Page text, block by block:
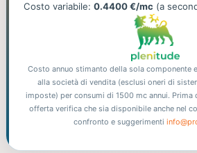
Costo variabile: 0.4400 €/mc (a
Costo annuo stimanto della sola componente
alla società di vendita (esclusi oneri di
imposte) per consumi di 1500 mc annui.
offerta verifica che sia disponibile anche nel
confronto e suggerimenti